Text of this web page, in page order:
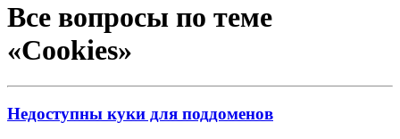
Все вопросы по теме
«Cookies»
Недоступны куки для поддоменов